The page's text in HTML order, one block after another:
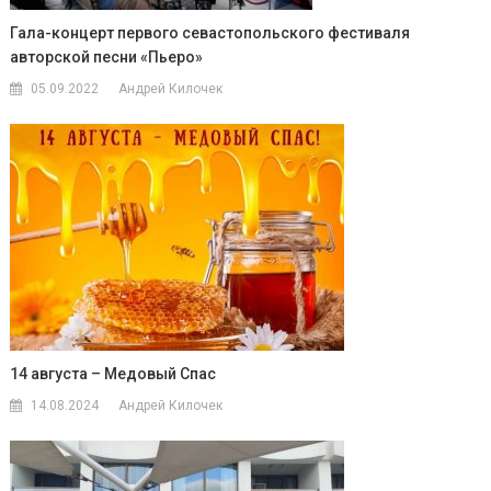
Гала-концерт первого севастопольского фестиваля
авторской песни «Пьеро»
05.09.2022 Андрей Килочек
14 августа – Медовый Спас
14.08.2024 Андрей Килочек